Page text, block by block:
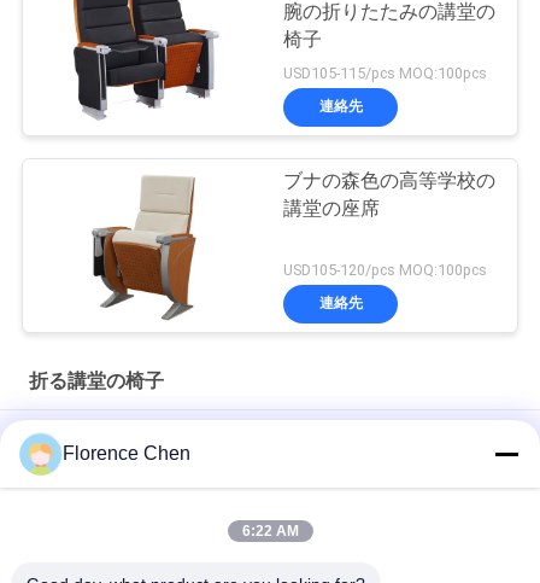
腕の折りたたみの講堂の
椅子
USD105-115/pcs MOQ:100pcs
連絡先
ブナの森色の高等学校の
講堂の座席
USD105-120/pcs MOQ:100pcs
連絡先
折る講堂の椅子
安定したPPはタブレットなしで折る講堂の椅子を裏表紙
VIPの移動可能な鋼鉄足の折りたたみの講堂は隠されたタブレッ
Florence Chen
6:22 AM